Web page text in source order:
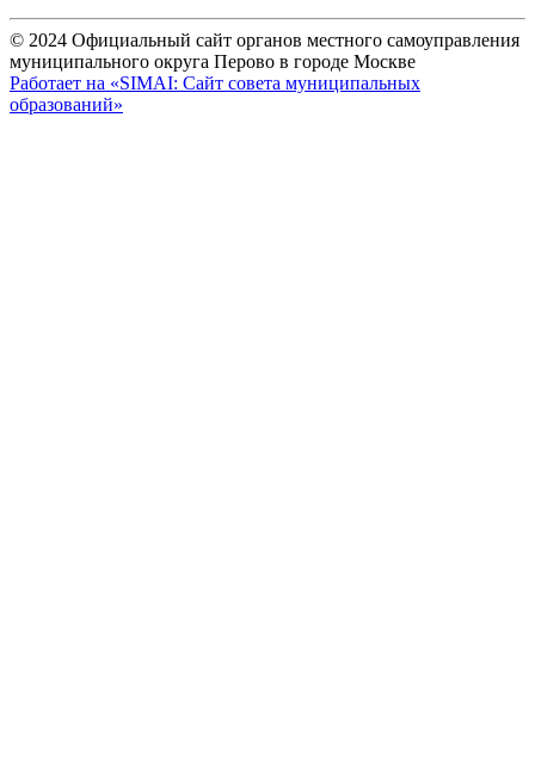
© 2024 Официальный сайт органов местного самоуправления
муниципального округа Перово в городе Москве
Работает на «SIMAI: Сайт совета муниципальных
образований»